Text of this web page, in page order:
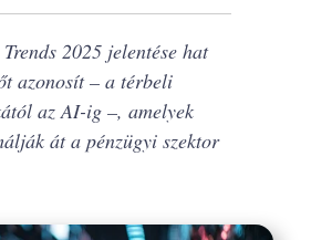
2025 jelentése hat
azonosít – a térbeli
az AI-ig –, amelyek
át a pénzügyi szektor